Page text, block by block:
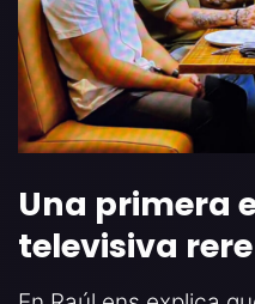
Una primera
televisiva